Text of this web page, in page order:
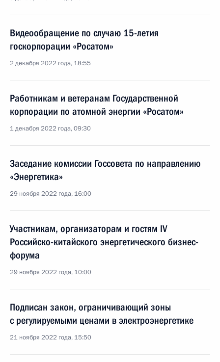
Видеообращение по случаю 15-летия
госкорпорации «Росатом»
2 декабря 2022 года, 18:55
Работникам и ветеранам Государственной
корпорации по атомной энергии «Росатом»
1 декабря 2022 года, 09:30
Заседание комиссии Госсовета по направлению
«Энергетика»
29 ноября 2022 года, 16:00
Участникам, организаторам и гостям IV
Российско-китайского энергетического бизнес-
форума
29 ноября 2022 года, 10:00
Подписан закон, ограничивающий зоны
с регулируемыми ценами в электроэнергетике
21 ноября 2022 года, 15:50